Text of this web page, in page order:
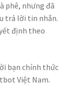
phê, nhưng đã
trả lời tin nhắn.
định theo
bạn chính thức
Việt Nam.